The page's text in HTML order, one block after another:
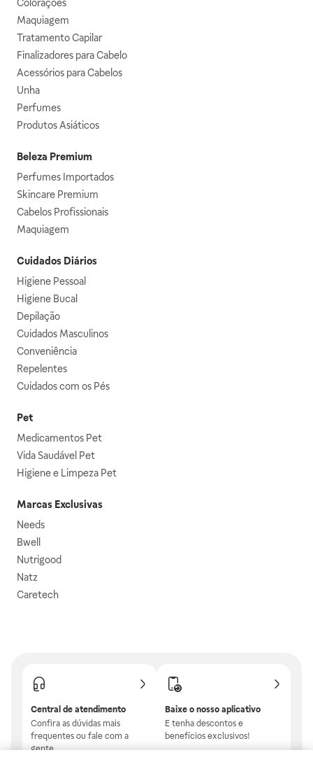
Colorações
Maquiagem
Tratamento Capilar
Finalizadores para Cabelo
Acessórios para Cabelos
Unha
Perfumes
Produtos Asiáticos
Beleza Premium
Perfumes Importados
Skincare Premium
Cabelos Profissionais
Maquiagem
Cuidados Diários
Higiene Pessoal
Higiene Bucal
Depilação
Cuidados Masculinos
Conveniência
Repelentes
Cuidados com os Pés
Pet
Medicamentos Pet
Vida Saudável Pet
Higiene e Limpeza Pet
Marcas Exclusivas
Needs
Bwell
Nutrigood
Natz
Caretech
Central de atendimento
Confira as dúvidas mais
frequentes ou fale com a
gente.
Baixe o nosso aplicativo
E tenha descontos e
benefícios exclusivos!